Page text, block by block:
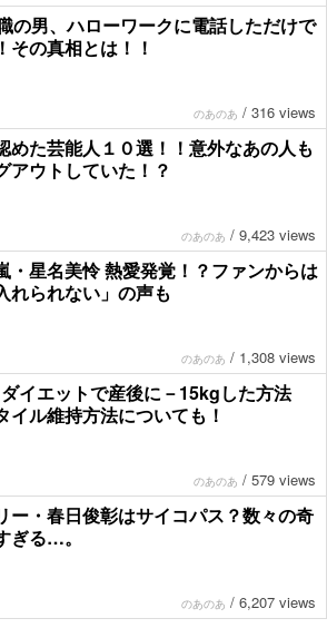
の男、ハローワークに電話しただけで
その真相とは！！
のあのあ / 316 views
めた芸能人１０選！！意外なあの人も
アウトしていた！？
のあのあ / 9,423 views
・星名美怜 熱愛発覚！？ファンからは
れられない」の声も
のあのあ / 1,308 views
イエットで産後に－15kgした方法
イル維持方法についても！
のあのあ / 579 views
ー・春日俊彰はサイコパス？数々の奇
ぎる…。
のあのあ / 6,207 views